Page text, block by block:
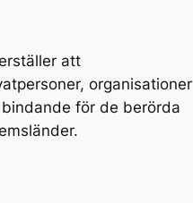
att
organisationer
för de berörda